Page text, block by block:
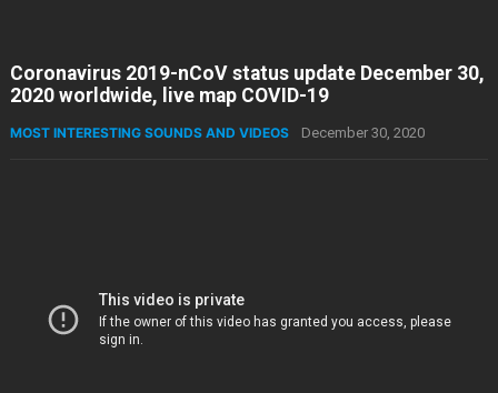
Coronavirus 2019-nCoV status update December 30,
2020 worldwide, live map COVID-19
MOST INTERESTING SOUNDS AND VIDEOS December 30, 2020